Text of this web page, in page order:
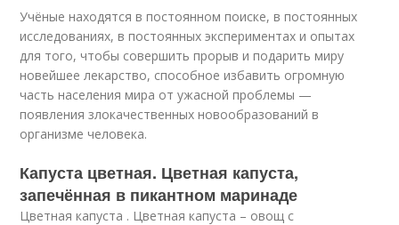
Учёные находятся в постоянном поиске, в постоянных
исследованиях, в постоянных экспериментах и опытах
для того, чтобы совершить прорыв и подарить миру
новейшее лекарство, способное избавить огромную
часть населения мира от ужасной проблемы —
появления злокачественных новообразований в
организме человека.
Капуста цветная. Цветная капуста,
запечённая в пикантном маринаде
Цветная капуста . Цветная капуста – овощ с